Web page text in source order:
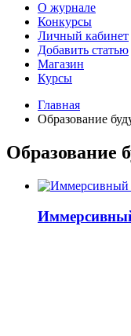
О журнале
Конкурсы
Личный кабинет
Добавить статью
Магазин
Курсы
Главная
Образование
Образование